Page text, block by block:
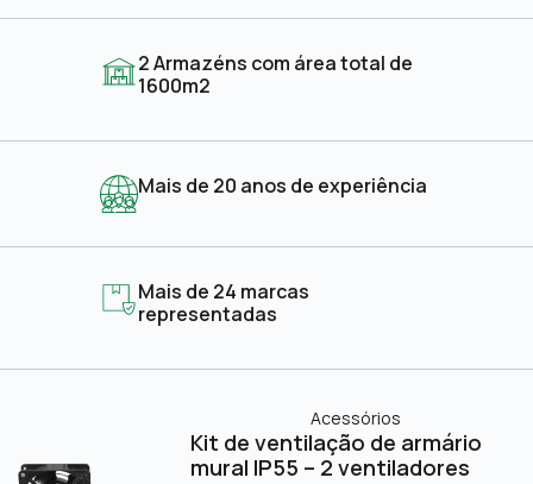
2 Armazéns com área total de
1600m2
Mais de 20 anos de experiência
Mais de 24 marcas
representadas
Acessórios
Kit de ventilação de armário
mural IP55 – 2 ventiladores